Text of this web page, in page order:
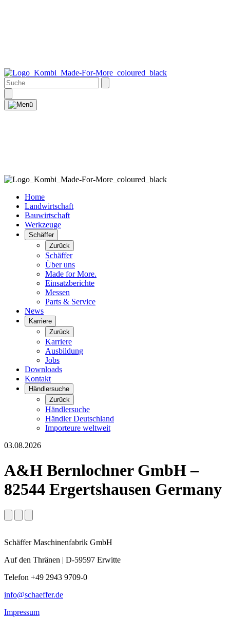
Home
Landwirtschaft
Bauwirtschaft
Werkzeuge
Schäffer
Zurück
Schäffer
Über uns
Made for More.
Einsatzberichte
Messen
Parts & Service
News
Karriere
Zurück
Karriere
Ausbildung
Jobs
Downloads
Kontakt
Händlersuche
Zurück
Händlersuche
Händler Deutschland
Importeure weltweit
03.08.2026
A&H Bernlochner GmbH –
82544 Ergertshausen Germany
Schäffer Maschinenfabrik GmbH
Auf den Thränen | D-59597 Erwitte
Telefon +49 2943 9709-0
info@schaeffer.de
Impressum